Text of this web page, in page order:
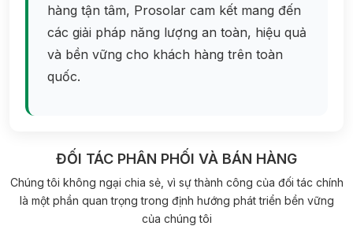
hàng tận tâm, Prosolar cam kết mang đến
các giải pháp năng lượng an toàn, hiệu quả
và bền vững cho khách hàng trên toàn
quốc.
ĐỐI TÁC PHÂN PHỐI VÀ BÁN HÀNG
Chúng tôi không ngại chia sẻ, vì sự thành công của đối tác chính
là một phần quan trọng trong định hướng phát triển bền vững
của chúng tôi